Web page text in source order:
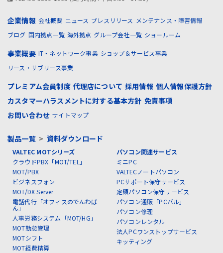
企業情報 会社概要 ニュース プレスリリース メンテナンス・障害情報
ブログ 国内拠点一覧 海外拠点 グループ会社一覧 ショールーム
事業概要 IT・ネットワーク事業 ショップ＆サービス事業
リース・サブリース事業
プレミアム会員制度 代理店について 採用情報 個人情報保護方針
カスタマーハラスメントに対する基本方針 免責事項
お問い合わせ サイトマップ
製品一覧> 資料ダウンロード
VALTEC MOTシリーズ
クラウドPBX「MOT/TEL」
MOT/PBX
ビジネスフォン
MOT/DX Server
電話代行「オフィスのでんわば
ん」
人事労務システム「MOT/HG」
MOT勤怠管理
MOTシフト
MOT経費精算
パソコン関連サービス
ミニPC
VALTECノートパソコン
PCサポート保守サービス
定額パソコン保守サービス
パソコン通販「PCバル」
パソコン修理
パソコンレンタル
法人PCワンストップサービス
キッティング